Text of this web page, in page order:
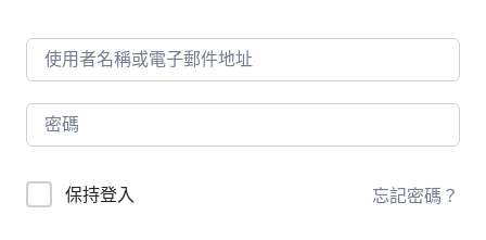
保持登入 忘記密碼？